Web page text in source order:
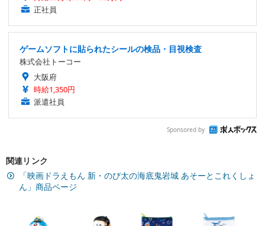
正社員
ゲームソフトに貼られたシールの検品・目視検査
株式会社トーコー
大阪府
時給1,350円
派遣社員
Sponsored by
関連リンク
「映画ドラえもん 新・のび太の海底鬼岩城 あそーとこれくしょ
ん」商品ページ